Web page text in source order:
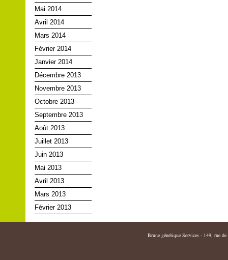
Mai 2014
Avril 2014
Mars 2014
Février 2014
Janvier 2014
Décembre 2013
Novembre 2013
Octobre 2013
Septembre 2013
Août 2013
Juillet 2013
Juin 2013
Mai 2013
Avril 2013
Mars 2013
Février 2013
Brune génétique Services - 149, rue